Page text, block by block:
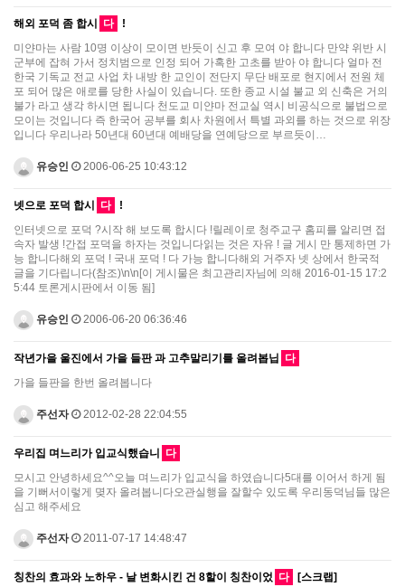
해외 포덕 좀 합시 다
!
미얀마는 사람 10명 이상이 모이면 반듯이 신고 후 모여 야 합니다 만약 위반 시
군부에 잡혀 가서 정치범으로 인정 되어 가혹한 고초를 받아 야 합니다 얼마 전
한국 기독교 전교 사업 차 내방 한 교인이 전단지 무단 배포로 현지에서 전원 체
포 되어 많은 애로를 당한 사실이 있습니다. 또한 종교 시설 불교 외 신축은 거의
불가 라고 생각 하시면 됩니다 천도교 미얀마 전교실 역시 비공식으로 불법으로
모이는 것입니다 즉 한국어 공부를 회사 차원에서 특별 과외를 하는 것으로 위장
입니다 우리나라 50년대 60년대 예배당을 연예당으로 부르듯이…
유승인 2006-06-25 10:43:12
넷으로 포덕 합시 다
!
인터넷으로 포덕 ?시작 해 보도록 합시다 !릴레이로 청주교구 홈피를 알리면 접
속자 발생 !간접 포덕을 하자는 것입니다읽는 것은 자유 ! 글 게시 만 통제하면 가
능 합니다해외 포덕 ! 국내 포덕 ! 다 가능 합니다해외 거주자 넷 상에서 한국적
글을 기다립니다(참조)\n\n[이 게시물은 최고관리자님에 의해 2016-01-15 17:2
5:44 토론게시판에서 이동 됨]
유승인 2006-06-20 06:36:46
작년가을 울진에서 가을 들판 과 고추말리기를 올려봅닙 다
가을 들판을 한번 올려봅니다
주선자 2012-02-28 22:04:55
우리집 며느리가 입교식했습니 다
모시고 안녕하세요^^오늘 며느리가 입교식을 하였습니다5대를 이어서 하게 됨
을 기뻐서이렇게 몆자 올려봅니다오관실행을 잘할수 있도록 우리동덕님들 많은
심고 해주세요
주선자 2011-07-17 14:48:47
칭찬의 효과와 노하우 - 날 변화시킨 건 8할이 칭찬이었 다
[스크랩]